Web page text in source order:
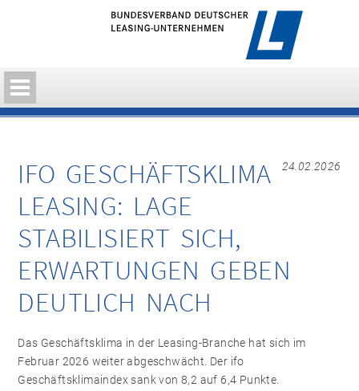
24.02.2026
IFO GESCHÄFTSKLIMA
LEASING: LAGE
STABILISIERT SICH,
ERWARTUNGEN GEBEN
DEUTLICH NACH
Das Geschäftsklima in der Leasing-Branche hat sich im
Februar 2026 weiter abgeschwächt. Der ifo
Geschäftsklimaindex sank von 8,2 auf 6,4 Punkte.